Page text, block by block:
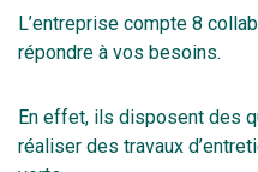
L’entreprise compte 8
répondre à vos besoins.
En effet, ils disposent des
réaliser des travaux